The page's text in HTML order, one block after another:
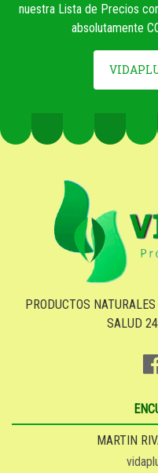
nuestra Lista de Precios
absolutamente
PRODUCTOS
SALUD
MARTIN